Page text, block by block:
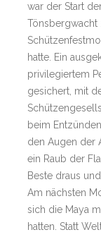
war der Start
Tönsbergwacht
hatte. Ein
privilegiertem
gesichert, mit
beim
den Augen der
ein Raub der
Beste draus
Am nächsten
sich die Maya
hatten. Statt